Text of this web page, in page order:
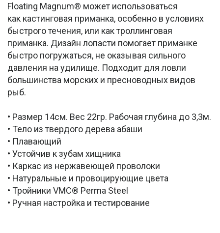
Floating Magnum® может использоваться
как кастинговая приманка, особенно в условиях
быстрого течения, или как троллинговая
приманка. Дизайн лопасти помогает приманке
быстро погружаться, не оказывая сильного
давления на удилище. Подходит для ловли
большинства морских и пресноводных видов
рыб.
• Размер 14см. Вес 22гр. Рабочая глубина до 3,3м.
• Тело из твердого дерева абаши
• Плавающий
• Устойчив к зубам хищника
• Каркас из нержавеющей проволоки
• Натуральные и провоцирующие цвета
• Тройники VMC® Perma Steel
• Ручная настройка и тестирование